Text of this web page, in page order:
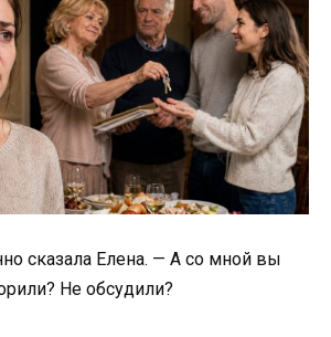
сказала Елена. — А со мной вы
Не обсудили?